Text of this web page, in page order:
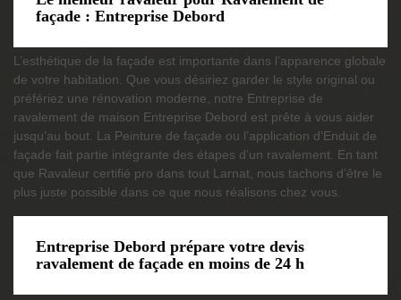
façade : Entreprise Debord
L’esthétique de la façade est importante dans l’apparence globale
de votre habitation. Que vous désiriez garder le style original ou
préfériez une rénovation moderne, notre Entreprise de
ravalement de maison Entreprise Debord est prête à vous aider
jusqu’au bout. La Peinture de façade ou l’application d’Enduit de
façade fait partie intégrante des étapes d’un ravalement. En tant
que Ravaleur certifié pro dans tout Larnat, nous tachons d’être le
plus juste possible dans ce que nous réalisons chez vous.
Entreprise Debord prépare votre devis
ravalement de façade en moins de 24 h